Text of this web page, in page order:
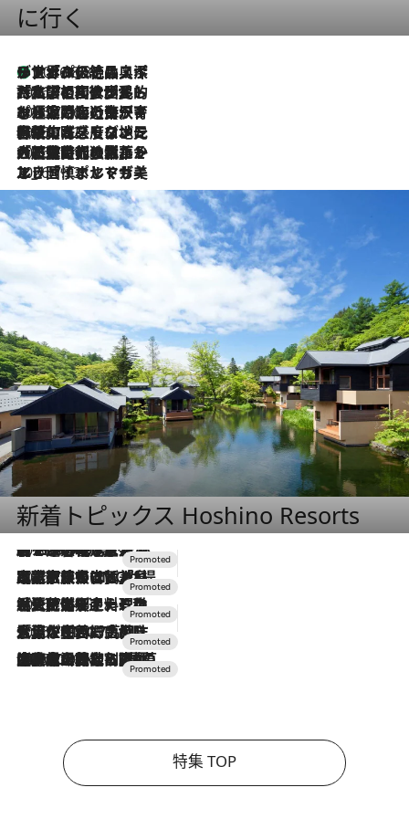
に行く
2026.8.8
リスボンの絶品スイーツ「パステル・デ・ナタ」とは？ポルトガル伝統の奥深い世界へ
2026.7.27
「私の祖国はポルトガル語です」国民的詩人フェルナンド・ペソアと、彼が愛した文学の街を歩く
2026.7.26
ポルトガル近海が育む極上の海の幸。キリリと冷えた白ワインと愉しむ、シーフード専門店の贅沢
2026.7.22
伝統の味をモダンに昇華。高感度な地元客が集う、リスボンの最旬ガストロノミー
2026.7.21
大航海時代の栄華から、震災、独裁、そして革命へ。ポルトガル・首都リスボンの石畳に刻まれた「歴史の光と影」
2026.7.13
エッセイ・ヤマザキマリ「慎ましくも美しき国 ポルトガル」
新着トピックス Hoshino Resorts
2026.8.7
【トンボの足水浴】ヒノキの香りに包まれて涼感マックス！約13℃の湧水かけ流しを避暑地「星野温泉 トンボの湯」で体験
2026.7.31
【ホテル帰省】という選択肢をOMOが提案。家族とほどよい距離を保つには「昼は実家、夜は気兼ねなくホテルで！」
2026.7.24
【夏限定ディナーコース】旬を迎える稚鮎や花ズッキーニなどをイタリア・トスカーナの郷土料理の手法で満喫！
2026.7.17
「土佐和ハーブかき氷」がOMO7高知に登場！生姜、山椒、大葉など目にも舌にも涼を呼ぶ郷土の味
2026.7.10
NEW OPEN！【界 草津】名湯の地に誕生。趣の異なる2種の温泉と上州ならではの会席・蕎麦割烹など美食を味わう究極の癒やし旅
特集 TOP